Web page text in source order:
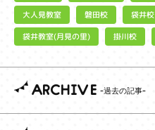
大人見教室 磐田校 袋井校
袋井教室(月見の里) 掛川校
ARCHIVE